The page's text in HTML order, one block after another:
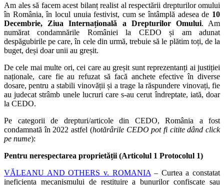
Am ales să facem acest bilanț realist al respectării drepturilor omului
în România, în locul unuia festivist, cum se întâmplă adesea de 10
Decembrie, Ziua Internațională a Drepturilor Omului. Am
numărat condamnările României la CEDO și am adunat
despăgubirile pe care, în cele din urmă, trebuie să le plătim toți, de la
buget, deși doar unii au greșit.
De cele mai multe ori, cei care au greșit sunt reprezentanți ai justiției
naționale, care fie au refuzat să facă anchete efective în diverse
dosare, pentru a stabili vinovății și a trage la răspundere vinovați, fie
au judecat strâmb unele lucruri care s-au cerut îndreptate, iată, doar
la CEDO.
Pe categorii de drepturi/articole din CEDO, România a fost
condamnată în 2022 astfel (hotărârile CEDO pot fi citite dând click
pe nume):
Pentru nerespectarea proprietății (Articolul 1 Protocolul 1)
VĂLEANU AND OTHERS v. ROMANIA – Curtea a constatat
ineficiența mecanismului de restituire a bunurilor confiscate sau